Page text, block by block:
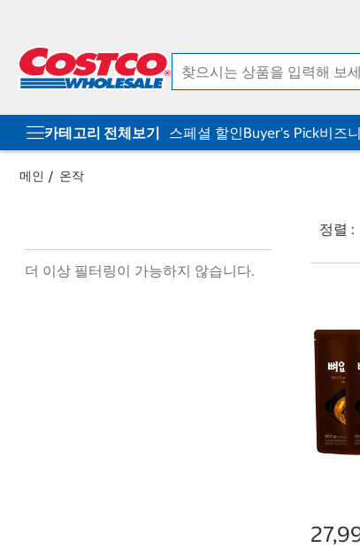
카테고리 전체보기 스페셜 할인Buyer's Pick비즈
메인 온작
더 이상 필터링이 가능하지 않습니다.
정렬 :